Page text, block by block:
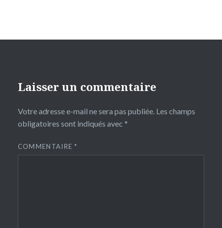
Laisser un commentaire
Votre adresse e-mail ne sera pas publiée. Les champs
obligatoires sont indiqués avec *
COMMENTAIRE*